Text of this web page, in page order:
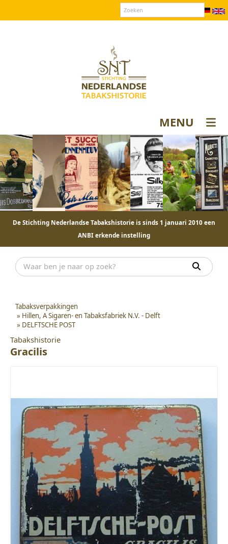
MENU
De Stichting Nederlandse Tabakshistorie is sinds 1 januari 2010 een
ANBI erkende instelling
Tabaksverpakkingen
» Hillen, A Sigaren- en Tabaksfabriek N.V. - Delft
» DELFTSCHE POST
Tabakshistorie
Gracilis